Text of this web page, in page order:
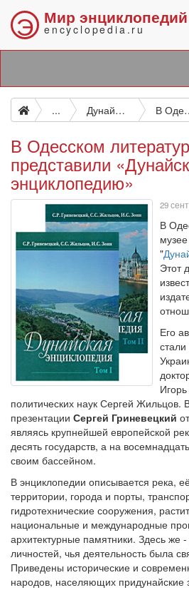
Э Мир энциклопедий
encyclopedia.ru
... Дунайская энциклопедия В Одесском
В Одесском
представили
энциклопедию»
29
В
"
Этот
Его
политических наук Сергей Жильцов.
презентации Сергей Гриневецкий
являясь крупнейшей европейской
десять государств, а на
своим бассейном.
В энциклопедии описывается река,
территории, города и порты,
гидротехнические сооружения,
национальные и международные
архитектурные памятники. Здесь же
личностей, чья деятельность была
Приведены исторические и
народов, населяющих придунайские